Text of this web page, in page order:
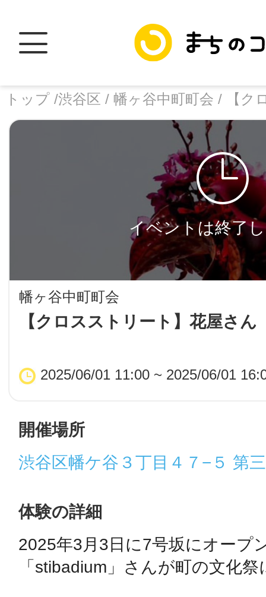
トップ /渋谷区 / 幡ヶ谷中町町会 / 【ク
イベントは終了
幡ヶ谷中町町会
【クロスストリート】花屋さん
2025/06/01 11:00 ~ 2025/06/01
facebook
LINE
開催場所
渋谷区幡ケ谷３丁目４７−５ 第
体験の詳細
2025年3月3日に7号坂にオープ
「stibadium」さんが町の文化祭
トップ
加盟スポットに
地域に導入を
鴻巣